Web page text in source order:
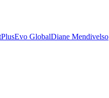
Evo GlobalDiane Mendivelso